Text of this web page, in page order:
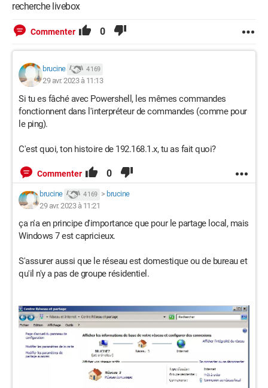
recherche livebox
Commenter 0
brucine 4 169
29 avr. 2023 à 11:13
Si tu es fâché avec Powershell, les mêmes commandes
fonctionnent dans l'interpréteur de commandes (comme pour
le ping).
C'est quoi, ton histoire de 192.168.1.x, tu as fait quoi?
Commenter 0
brucine 4 169 > brucine
29 avr. 2023 à 11:21
ça n'a en principe d'importance que pour le partage local, mais
Windows 7 est capricieux.
S'assurer aussi que le réseau est domestique ou de bureau et
qu'il n'y a pas de groupe résidentiel.